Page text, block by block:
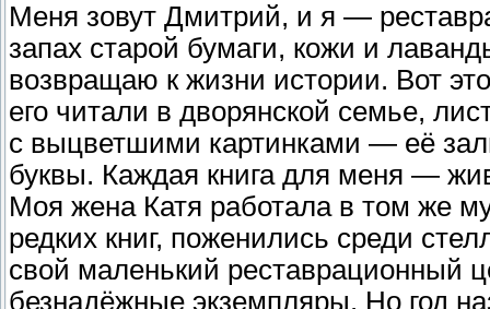
Меня зовут Дмитрий, и я —
запах старой бумаги, кожи и
возвращаю к жизни истории. Вот
его читали в дворянской семье,
с выцветшими картинками — её
буквы. Каждая книга для меня —
Моя жена Катя работала в том же
редких книг, поженились среди
свой маленький реставрационный
безнадёжные экземпляры. Но год